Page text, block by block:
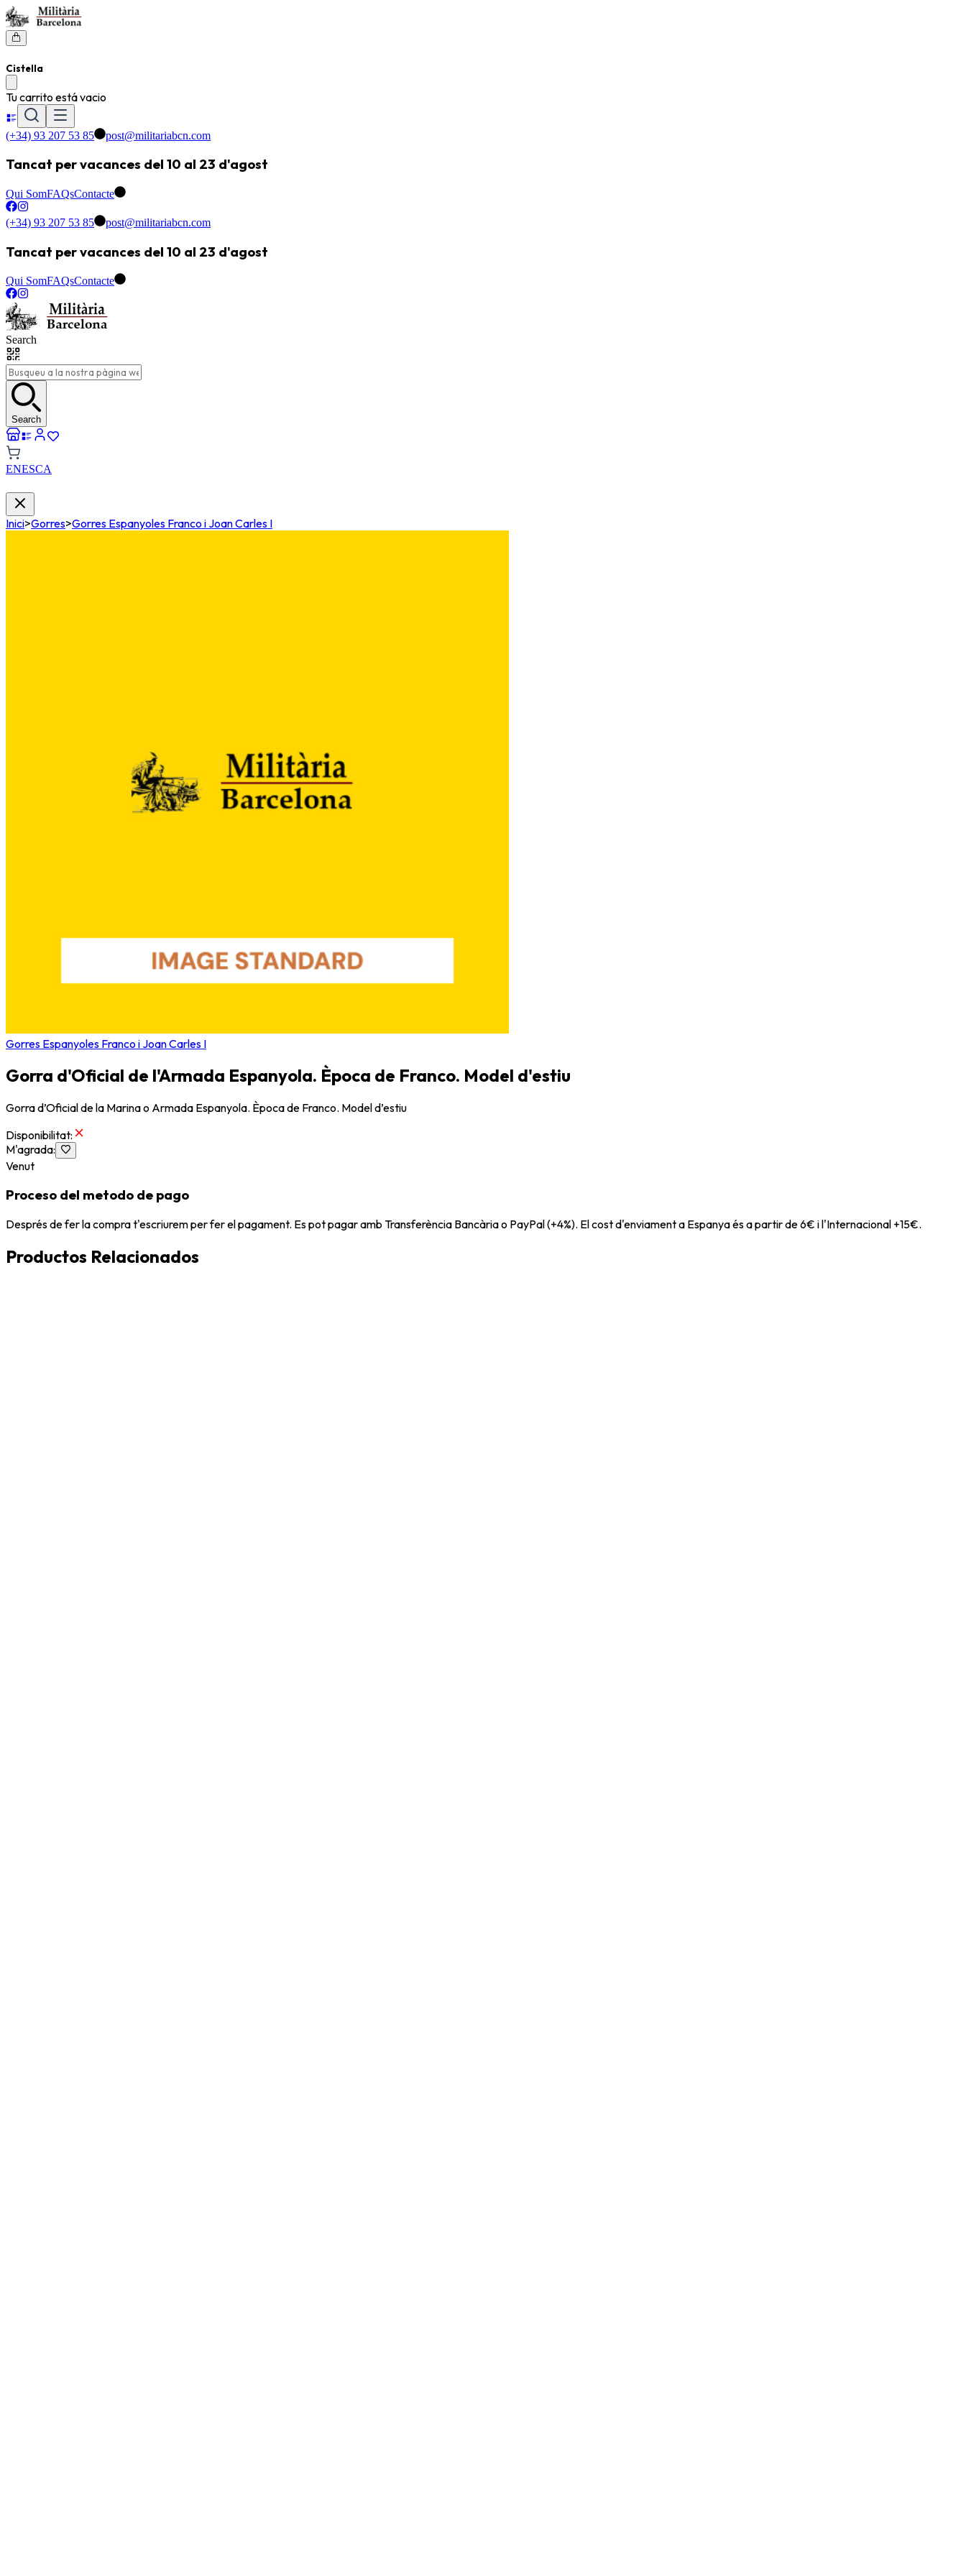
Cistella
Tu carrito está vacio
(+34) 93 207 53 85 post@militariabcn.com
Tancat per vacances del 10 al 23 d'agost
Qui SomFAQsContacte
(+34) 93 207 53 85 post@militariabcn.com
Tancat per vacances del 10 al 23 d'agost
Qui SomFAQsContacte
Search
Search
ENESCA
Inici>Gorres>Gorres Espanyoles Franco i Joan Carles I
Gorres Espanyoles Franco i Joan Carles I
Gorra d'Oficial de l'Armada Espanyola. Època de Franco. Model d'estiu
Gorra d’Oficial de la Marina o Armada Espanyola. Època de Franco. Model d’estiu
Disponibilitat:
M'agrada:
Venut
Proceso del metodo de pago
Després de fer la compra t'escriurem per fer el pagament. Es pot pagar amb Transferència Bancària o PayPal (+4%). El cost d'enviament a Espanya és a partir de 6€ i l'Internacional +15€.
Productos Relacionados